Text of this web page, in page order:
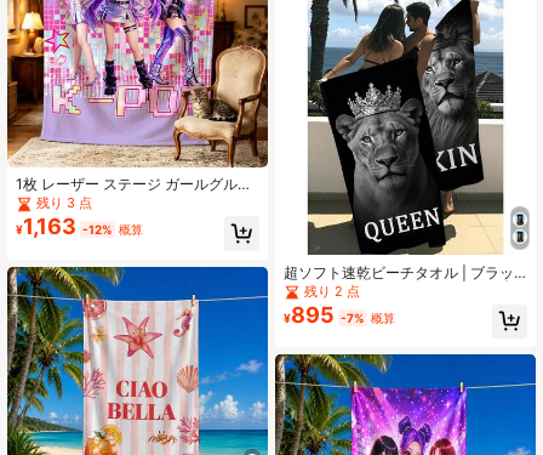
1枚 レーザー ステージ ガールグルー
プ プリント ブランケット、フランネ
ル素材、柔らかく肌に優しい、ソフ
ァスロー、ピクニックブランケッ
ランケット、ベッドシーツとして使
用可能
残り 3 点
¥1,163 -12% 概算
超ソフト速乾ビーチタオル | ブラッ
ク&ホワイト カップルライオン柄 |
高吸水性、ポータブル&多用途、スイ
ミングタオル、バスタオルとして使
イミング、旅行、キャンプ、フィッ
トネス
残り 2 点
¥895 -7% 概算